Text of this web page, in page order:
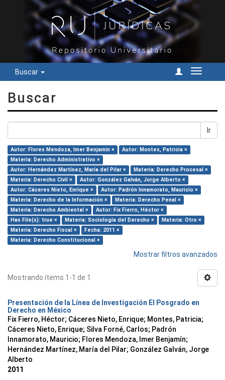
Buscar
Cambiar
Buscar
Ir
Autor: Flores Mendoza, Imer Benjamín ×
Autor: Montes, Patricia ×
Materia: Derecho Administrativo ×
Autor: Hernández Martínez, María del Pilar ×
Materia: Derecho Procesal ×
Materia: Derecho Civil ×
Autor: González Galván, Jorge Alberto ×
Autor: Cáceres Nieto, Enrique ×
Autor: Padrón Innamorato, Mauricio ×
Materia: Derecho de la Información ×
Materia: Derecho Penal ×
Materia: Derecho Ambiental ×
Autor: Fix Fierro, Héctor ×
Has File(s): true ×
Materia: Sociología del Derecho ×
Materia: Otro ×
Materia: Derecho Fiscal ×
Fecha: 2011 ×
Materia: Derecho Constitucional ×
Mostrar filtros avanzados
Mostrando ítems 1-1 de 1
Presentación de la Línea de Investigación El Posgrado en
Derecho en México
Fix Fierro, Héctor; Cáceres Nieto, Enrique; Montes, Patricia;
Cáceres Nieto, Enrique; Silva Forné, Carlos; Padrón
Innamorato, Mauricio; Flores Mendoza, Imer Benjamín;
Hernández Martínez, María del Pilar; González Galván, Jorge
Alberto
2011